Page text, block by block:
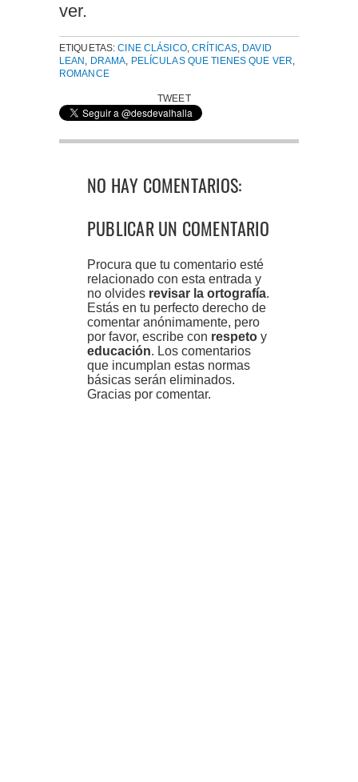
ver.
ETIQUETAS:CINE CLÁSICO,CRÍTICAS, DAVID
LEAN, DRAMA, PELÍCULAS QUE TIENES QUE VER,
ROMANCE
TWEET
NO HAY COMENTARIOS:
PUBLICAR UN COMENTARIO
Procura que tu comentario esté
relacionado con esta entrada y
no olvides revisar la ortografía.
Estás en tu perfecto derecho de
comentar anónimamente, pero
por favor, escribe con respeto y
educación. Los comentarios
que incumplan estas normas
básicas serán eliminados.
Gracias por comentar.